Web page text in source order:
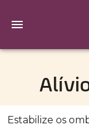
Estabilize os